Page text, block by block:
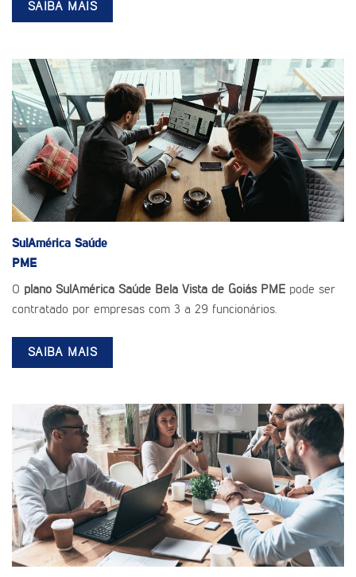
SAIBA MAIS
SulAmérica Saúde
PME
O plano SulAmérica Saúde Bela Vista de Goiás PME pode ser
contratado por empresas com 3 a 29 funcionários.
SAIBA MAIS